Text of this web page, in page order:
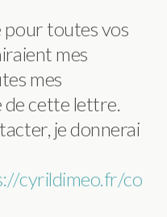
pour toutes vos
mes
mes
de cette lettre.
je donnerai
cyrildimeo.fr/co